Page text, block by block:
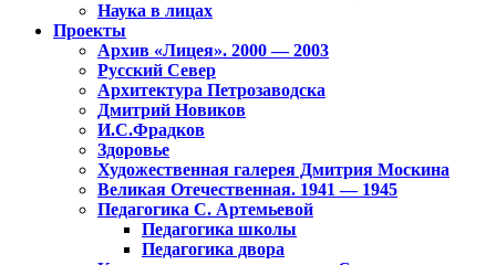
Наука в лицах
Проекты
Архив «Лицея». 2000 — 2003
Русский Север
Архитектура Петрозаводска
Дмитрий Новиков
И.С.Фрадков
Здоровье
Художественная галерея Дмитрия Москина
Великая Отечественная. 1941 — 1945
Педагогика С. Артемьевой
Педагогика школы
Педагогика двора